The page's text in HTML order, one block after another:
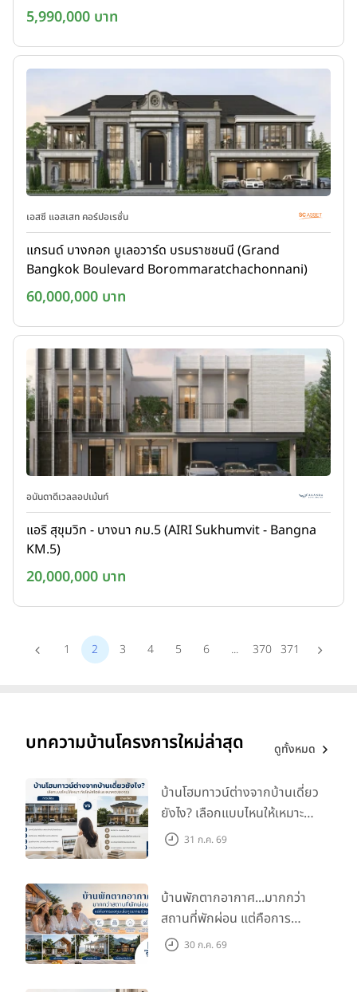
5,990,000 บาท
เอสซี แอสเสท คอร์ปอเรชั่น
แกรนด์ บางกอก บูเลอวาร์ด บรมราชชนนี (Grand
Bangkok Boulevard Borommaratchachonnani)
60,000,000 บาท
อนันดาดีเวลลอปเม้นท์
แอริ สุขุมวิท - บางนา กม.5 (AIRI Sukhumvit - Bangna
KM.5)
20,000,000 บาท
1 2 3 4 5 6 ... 370 371
บทความบ้านโครงการใหม่ล่าสุด ดูทั้งหมด
บ้านโฮมทาวน์ต่างจากบ้านเดี่ยว
ยังไง? เลือกแบบไหนให้เหมาะ
กับไลฟ์สไตล์และอนาคตของ
31 ก.ค. 69
บ้านพักตากอากาศ...มากกว่า
สถานที่พักผ่อน แต่คือการ
ลงทุนเพื่อคุณภาพชีวิต
30 ก.ค. 69